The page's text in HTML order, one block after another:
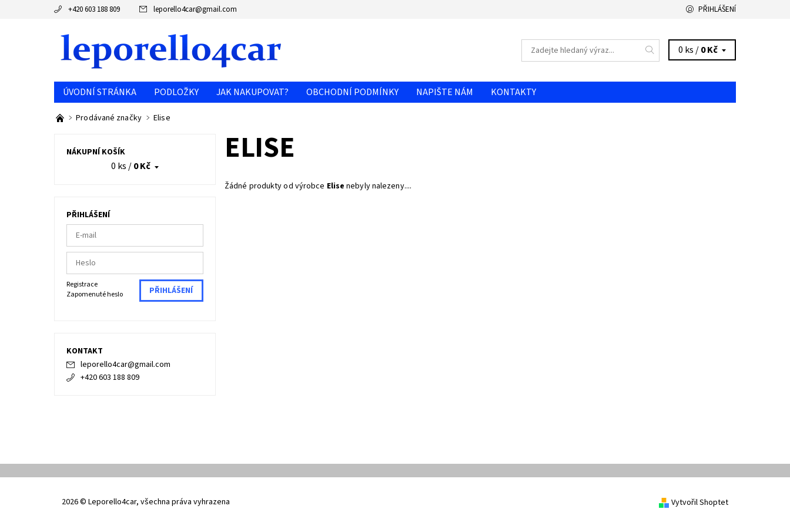
+420 603 188 809 leporello4car@gmail.com PŘIHLÁŠENÍ
0 ks /0 Kč
ÚVODNÍ STRÁNKA PODLOŽKY JAK NAKUPOVAT? OBCHODNÍ PODMÍNKY NAPIŠTE NÁM KONTAKTY
Prodávané značky Elise
ELISE
Žádné produkty od výrobce Elise nebyly nalezeny....
NÁKUPNÍ KOŠÍK
0 ks /0 Kč
PŘIHLÁŠENÍ
Registrace
Zapomenuté heslo
KONTAKT
leporello4car@gmail.com
+420 603 188 809
2026 © Leporello4car, všechna práva vyhrazena Vytvořil Shoptet